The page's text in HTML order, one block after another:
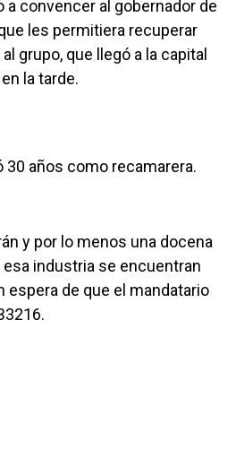
a convencer al gobernador de
les permitiera recuperar
grupo, que llegó a la capital
la tarde.
30 años como recamarera.
y por lo menos una docena
industria se encuentran
espera de que el mandatario